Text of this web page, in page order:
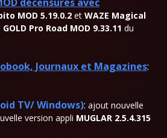
MOD 5.19.0.2 et WAZE Magical
GOLD Pro Road MOD 9.33.11 du
Journaux et Magazines:
TV/ Windows): ajout nouvelle
version appli MUGLAR 2.5.4.315